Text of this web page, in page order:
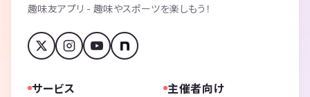
趣味友アプリ - 趣味やスポーツを楽しもう！
サービス 主催者向け